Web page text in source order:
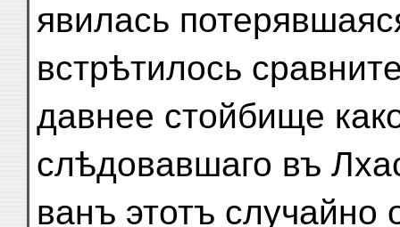
явилась
встрѣтилось
давнее стойбище
слѣдовавшаго въ
ванъ этотъ